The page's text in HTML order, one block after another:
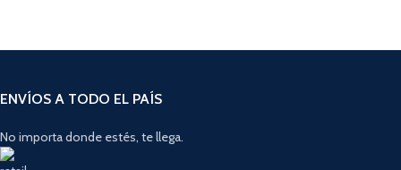
ENVÍOS A TODO EL PAÍS
No importa donde estés, te llega.